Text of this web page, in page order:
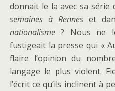
donnait le la avec sa série
semaines à Rennes et
nationalisme ? Nous ne
fustigeait la presse qui «
flaire l’opinion du
langage le plus violent.
l’écrit ce qu’ils inclinent à